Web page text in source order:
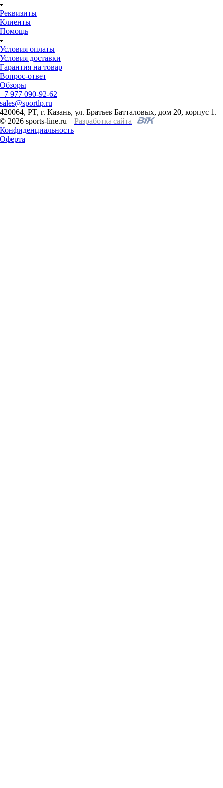
Реквизиты
Клиенты
Помощь
Условия оплаты
Условия доставки
Гарантия на товар
Вопрос-ответ
Обзоры
+7 977 090-92-62
sales@sportlp.ru
420064, PT, г. Казань, ул. Братьев Батталовых, дом 20, корпус 1.
© 2026 sports-line.ru
Разработка сайта
Конфиденциальность
Оферта